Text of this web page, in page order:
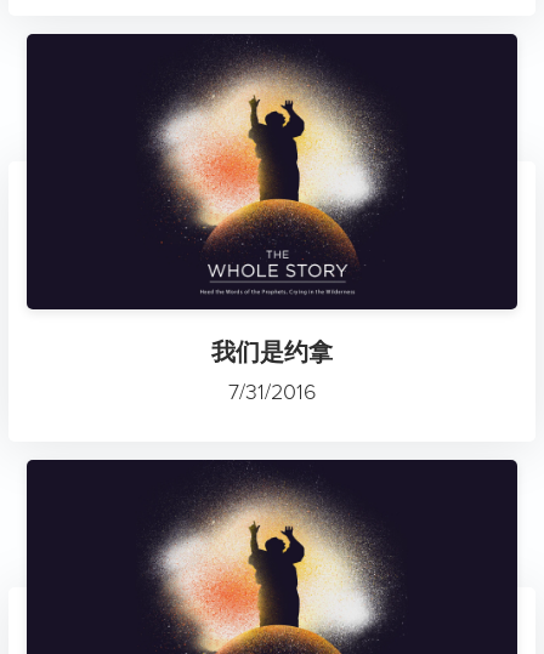
我们是约拿
7/31/2016